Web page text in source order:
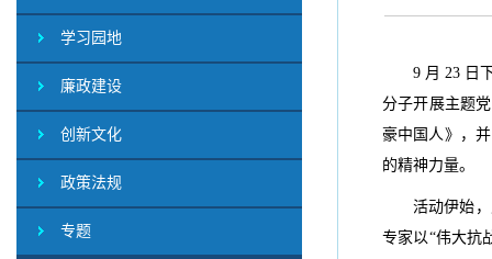
学习园地
廉政建设
创新文化
政策法规
专题
9 月 23 日
分子开展主题
豪中国人》，
的精神力量。
活动伊始
专家以“伟大抗